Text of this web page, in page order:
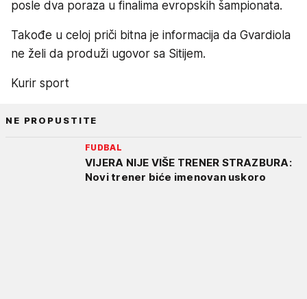
posle dva poraza u finalima evropskih šampionata.
Takođe u celoj priči bitna je informacija da Gvardiola
ne želi da produži ugovor sa Sitijem.
Kurir sport
NE PROPUSTITE
FUDBAL
VIJERA NIJE VIŠE TRENER STRAZBURA:
Novi trener biće imenovan uskoro